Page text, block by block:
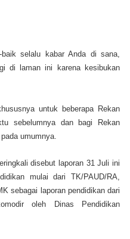
selalu kabar Anda di sana,
di laman ini karena kesibukan
untuk beberapa Rekan
sebelumnya dan bagi Rekan
umumnya.
disebut laporan 31 Juli ini
mulai dari TK/PAUD/RA,
sebagai laporan pendidikan dari
oleh Dinas Pendidikan